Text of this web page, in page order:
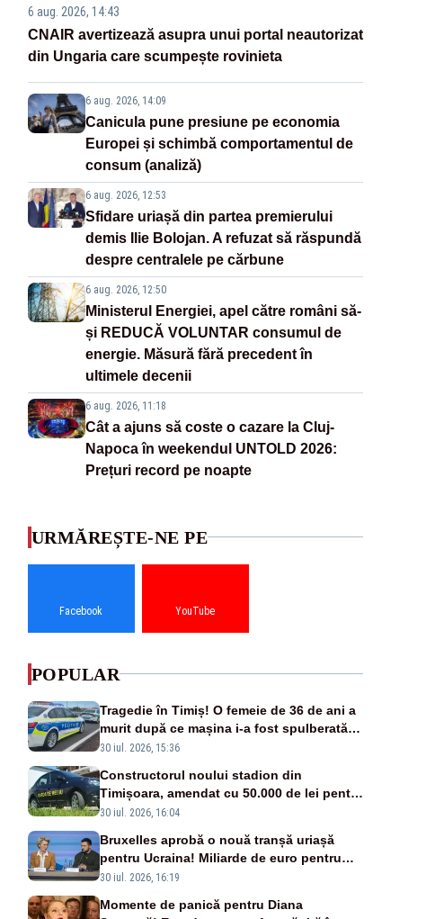
6 aug. 2026, 14:43
CNAIR avertizează asupra unui portal neautorizat
din Ungaria care scumpește rovinieta
6 aug. 2026, 14:09
Canicula pune presiune pe economia
Europei și schimbă comportamentul de
consum (analiză)
6 aug. 2026, 12:53
Sfidare uriașă din partea premierului
demis Ilie Bolojan. A refuzat să răspundă
despre centralele pe cărbune
6 aug. 2026, 12:50
Ministerul Energiei, apel către români să-
și REDUCĂ VOLUNTAR consumul de
energie. Măsură fără precedent în
ultimele decenii
6 aug. 2026, 11:18
Cât a ajuns să coste o cazare la Cluj-
Napoca în weekendul UNTOLD 2026:
Prețuri record pe noapte
URMĂREȘTE-NE PE
Facebook YouTube
POPULAR
Tragedie în Timiș! O femeie de 36 de ani a
murit după ce mașina i-a fost spulberată
de tren
30 iul. 2026, 15:36
Constructorul noului stadion din
Timișoara, amendat cu 50.000 de lei pentru
peste 700 de tone de deșeuri
30 iul. 2026, 16:04
Bruxelles aprobă o nouă tranșă uriașă
pentru Ucraina! Miliarde de euro pentru
armament și apărare
30 iul. 2026, 16:19
Momente de panică pentru Diana